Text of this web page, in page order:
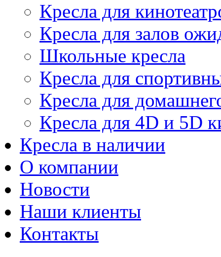
Кресла для
Кресла для залов
Школьные кресла
Кресла для
Кресла для
Кресла для 4D и 5D
Кресла в наличии
О компании
Новости
Наши клиенты
Контакты